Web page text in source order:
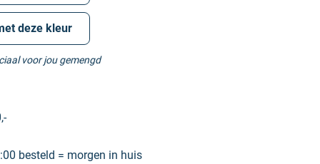
deze kleur
voor jou gemengd
besteld = morgen in huis